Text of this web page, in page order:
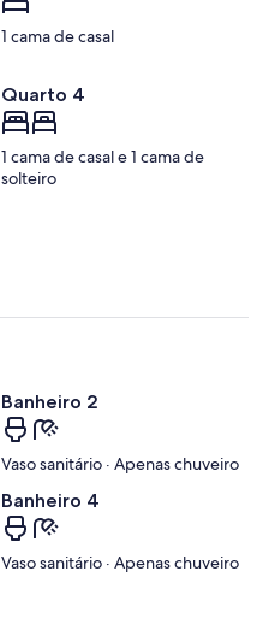
1 cama de casal
Quarto 4
1 cama de casal e 1 cama de
solteiro
Banheiro 2
Vaso sanitário · Apenas chuveiro
Banheiro 4
Vaso sanitário · Apenas chuveiro